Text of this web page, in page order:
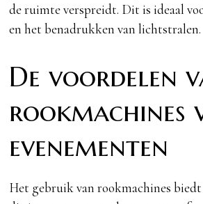
de ruimte verspreidt. Dit is ideaal
en het benadrukken van lichtstralen.
De voordelen
rookmachines
evenementen
Het gebruik van rookmachines